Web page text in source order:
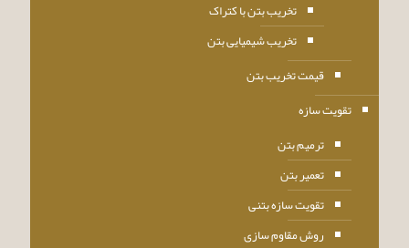
تخریب بتن با کتراک
تخریب شیمیایی بتن
قیمت تخریب بتن
تقویت سازه
ترمیم بتن
تعمیر بتن
تقویت سازه بتنی
روش مقاوم سازی